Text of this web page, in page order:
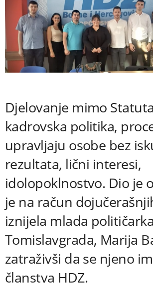
Djelovanje mimo
kadrovska politika,
upravljaju osobe bez
rezultata, lični interesi,
idolopoklnostvo. Dio je
je na račun
iznijela mlada
Tomislavgrada, Marija
zatraživši da se njeno
članstva HDZ.